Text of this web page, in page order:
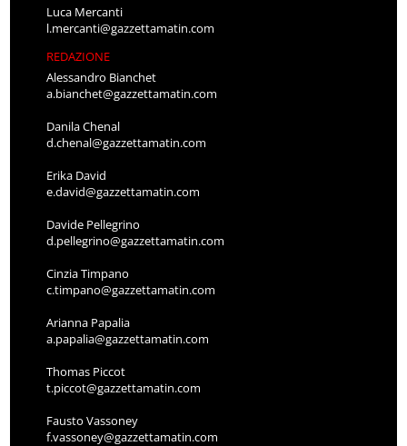
Luca Mercanti
l.mercanti@gazzettamatin.com
REDAZIONE
Alessandro Bianchet
a.bianchet@gazzettamatin.com
Danila Chenal
d.chenal@gazzettamatin.com
Erika David
e.david@gazzettamatin.com
Davide Pellegrino
d.pellegrino@gazzettamatin.com
Cinzia Timpano
c.timpano@gazzettamatin.com
Arianna Papalia
a.papalia@gazzettamatin.com
Thomas Piccot
t.piccot@gazzettamatin.com
Fausto Vassoney
f.vassoney@gazzettamatin.com